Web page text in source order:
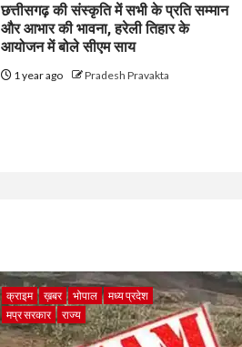
छत्तीसगढ़ की संस्कृति में सभी के प्रति सम्मान
और आभार की भावना, हरेली तिहार के
आयोजन में बोले सीएम साय
1 year ago Pradesh Pravakta
क्राइम ख़बर भोपाल
मध्य प्रदेश
मप्र सरकार
राज्य